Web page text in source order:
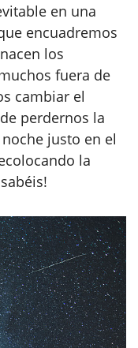
en una
encuadremos
los
fuera de
cambiar el
perdernos la
justo en el
la